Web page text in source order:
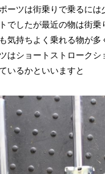
ーツは街乗りで乗るには
でしたが最近の物は街乗
気持ちよく乗れる物が多
はショートストロークシ
いるかといいますと